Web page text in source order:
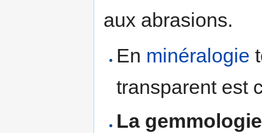
aux abrasions.
En minéralogie
transparent est
La gemmologie